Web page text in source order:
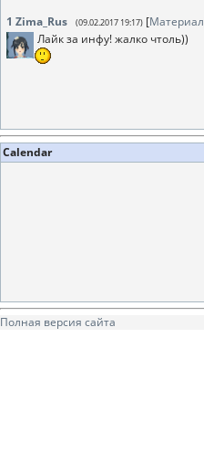
1 Zima_Rus (09.02.2017 19:17) [Материал
Лайк за инфу! жалко чтоль))
Calendar
Полная версия сайта